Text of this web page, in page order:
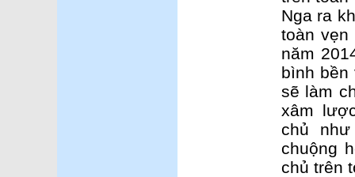
Nga ra
toàn
năm
bình bền
sẽ làm
xâm
chủ
chuộng
chủ trên